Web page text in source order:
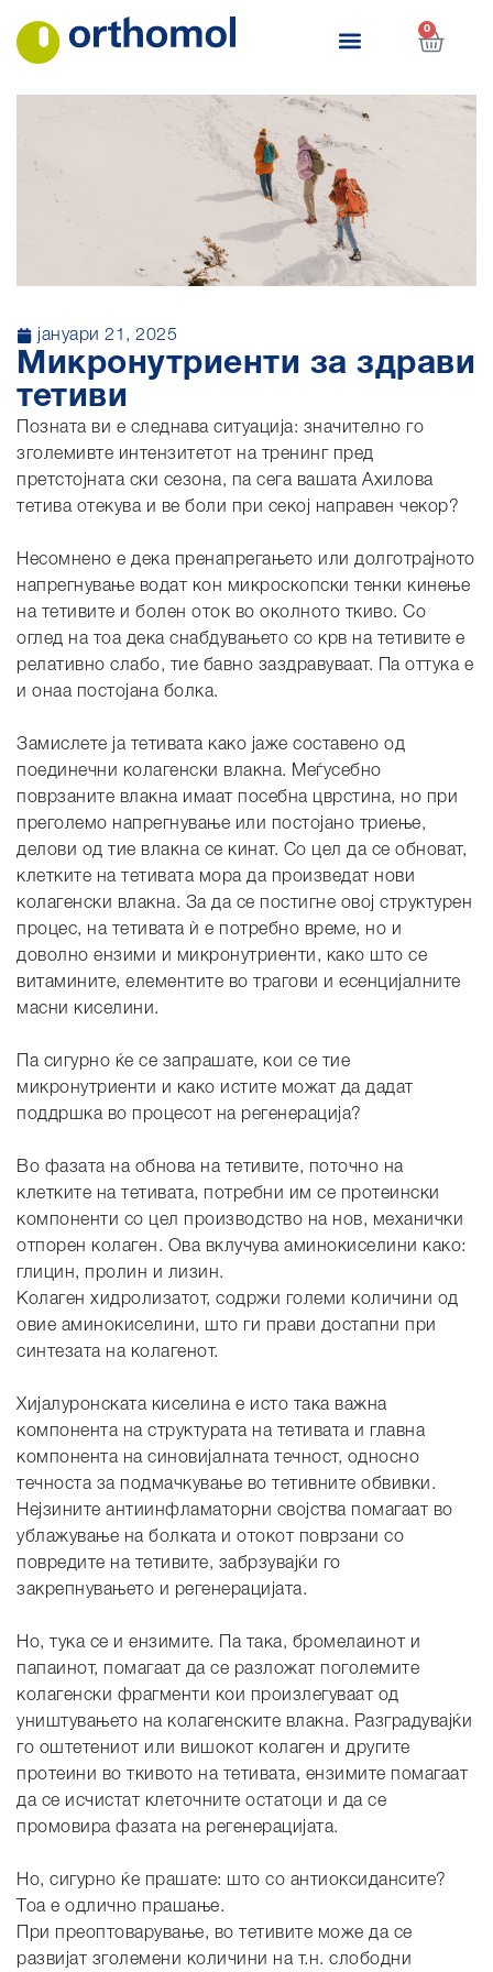
0
јануари 21, 2025
Микронутриенти за здрави
тетиви
Позната ви е следнава ситуација: значително го
зголемивте интензитетот на тренинг пред
претстојната ски сезона, па сега вашата Ахилова
тетива отекува и ве боли при секој направен чекор?
Несомнено е дека пренапрегањето или долготрајното
напрегнување водат кон микроскопски тенки кинење
на тетивите и болен оток во околното ткиво. Со
оглед на тоа дека снабдувањето со крв на тетивите е
релативно слабо, тие бавно заздравуваат. Па оттука е
и онаа постојана болка.
Замислете ја тетивата како јаже составено од
поединечни колагенски влакна. Меѓусебно
поврзаните влакна имаат посебна цврстина, но при
преголемо напрегнување или постојано триење,
делови од тие влакна се кинат. Со цел да се обноват,
клетките на тетивата мора да произведат нови
колагенски влакна. За да се постигне овој структурен
процес, на тетивата ѝ е потребно време, но и
доволно ензими и микронутриенти, како што се
витамините, елементите во трагови и есенцијалните
масни киселини.
Па сигурно ќе се запрашате, кои се тие
микронутриенти и како истите можат да дадат
поддршка во процесот на регенерација?
Во фазата на обнова на тетивите, поточно на
клетките на тетивата, потребни им се протеински
компоненти со цел производство на нов, механички
отпорен колаген. Ова вклучува аминокиселини како:
глицин, пролин и лизин.
Колаген хидролизатот, содржи големи количини од
овие аминокиселини, што ги прави достапни при
синтезата на колагенот.
Хијалуронската киселина е исто така важна
компонента на структурата на тетивата и главна
компонента на синовијалната течност, односно
течноста за подмачкување во тетивните обвивки.
Нејзините антиинфламаторни својства помагаат во
ублажување на болката и отокот поврзани со
повредите на тетивите, забрзувајќи го
закрепнувањето и регенерацијата.
Но, тука се и ензимите. Па така, бромелаинот и
папаинот, помагаат да се разложат поголемите
колагенски фрагменти кои произлегуваат од
уништувањето на колагенските влакна. Разградувајќи
го оштетениот или вишокот колаген и другите
протеини во ткивото на тетивата, ензимите помагаат
да се исчистат клеточните остатоци и да се
промовира фазата на регенерацијата.
Но, сигурно ќе прашате: што со антиоксидансите?
Тоа е одлично прашање.
При преоптоварување, во тетивите може да се
развијат зголемени количини на т.н. слободни